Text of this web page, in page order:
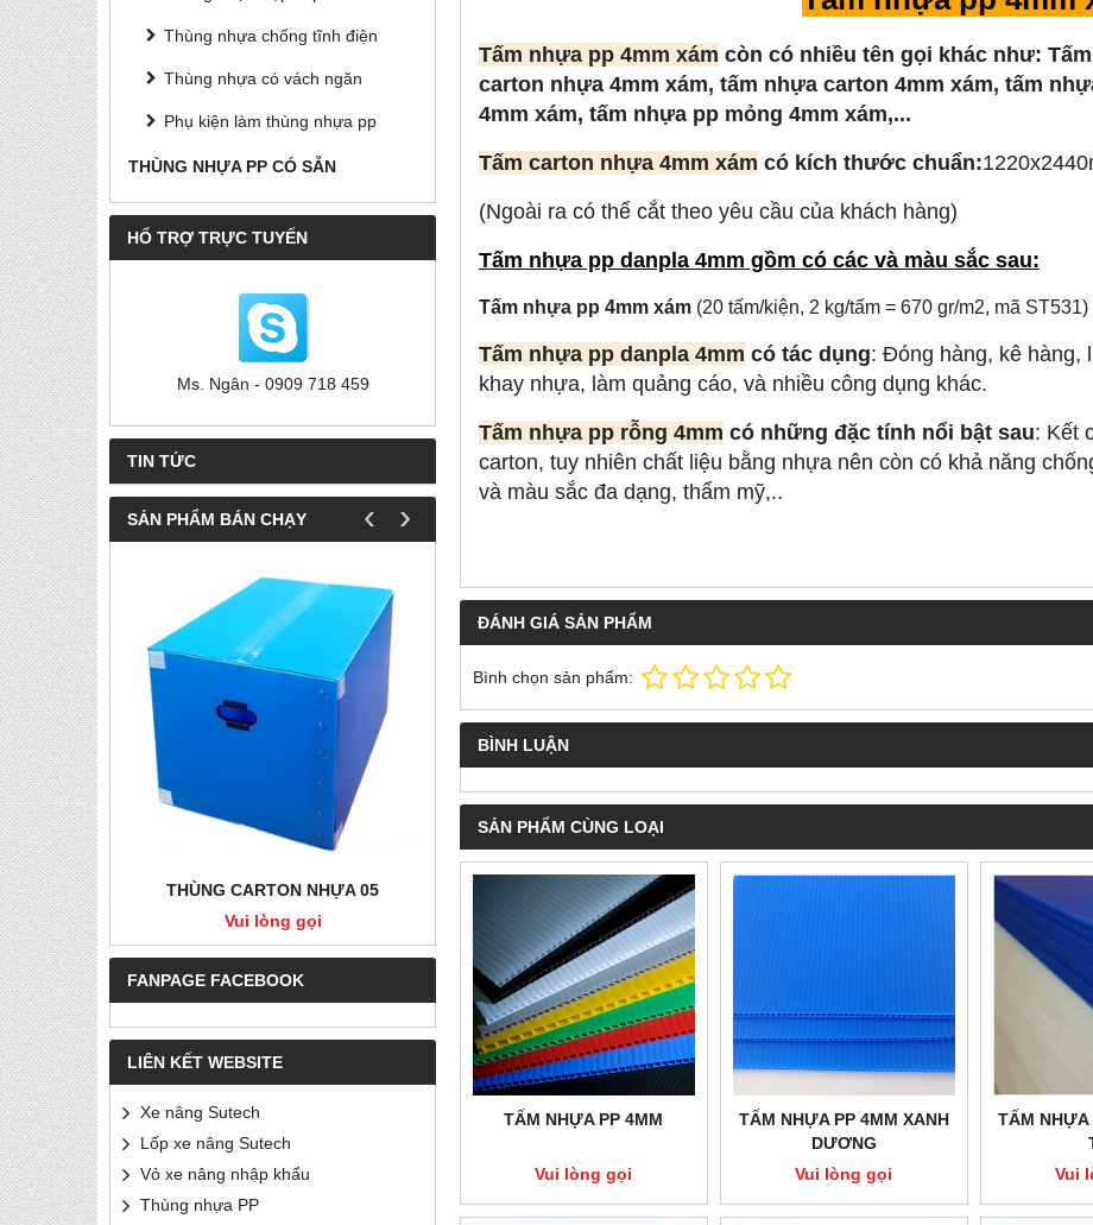
Thùng nhựa chống tĩnh điện
Thùng nhựa có vách ngăn
Phụ kiện làm thùng nhựa pp
THÙNG NHỰA PP CÓ SẴN
HỔ TRỢ TRỰC TUYẾN
Ms. Ngân - 0909 718 459
TIN TỨC
SẢN PHẨM BÁN CHẠY
SỮA
THÙNG CARTON NHỰA 05
Vui lòng gọi
THÙNG CARTON NHỰA 06
Vui lòng gọi
THÙNG CARTON NHỰA 07
‹ ›
FANPAGE FACEBOOK
LIÊN KẾT WEBSITE
Xe nâng Sutech
Lốp xe nâng Sutech
Vỏ xe nâng nhập khẩu
Thùng nhựa PP
Tấm nhựa pp 4mm xám còn có nhiều tên gọi khác như:
carton nhựa 4mm xám, tấm nhựa carton 4mm xám, tấm
4mm xám, tấm nhựa pp mỏng 4mm xám,...
Tấm carton nhựa 4mm xám có kích thước chuẩn:
(Ngoài ra có thể cắt theo yêu cầu của khách hàng)
Tấm nhựa pp danpla 4mm gồm có các và màu sắc sau:
Tấm nhựa pp 4mm xám (20 tấm/kiện, 2 kg/tấm = 670 gr/m2, mã ST531)
Tấm nhựa pp danpla 4mm có tác dụng: Đóng hàng, kê hàng,
khay nhựa, làm quảng cáo, và nhiều công dụng khác.
Tấm nhựa pp rỗng 4mm có những đặc tính nổi bật sau: Kết
carton, tuy nhiên chất liệu bằng nhựa nên còn có khả năng
và màu sắc đa dạng, thẩm mỹ,..
ĐÁNH GIÁ SẢN PHẨM
Bình chọn sản phẩm:
BÌNH LUẬN
SẢN PHẨM CÙNG LOẠI
TẤM NHỰA PP 4MM
Vui lòng gọi
TẤM NHỰA PP 4MM XANH
DƯƠNG
Vui lòng gọi
TẤM NHỰA
Vui